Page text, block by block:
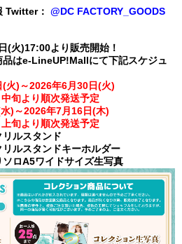
Twitter： @DC FACTORY_GOODS
火)17:00より販売開始！
はe-LineUP!Mallにて下記スケジュ
(火)～2026年6月30日(火)
旬より順次発送予定
)～2026年7月16日(木)
旬より順次発送予定
リルスタンド
リルスタンドキーホルダー
ソロA5ワイドサイズ生写真